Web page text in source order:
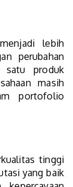
lebih
perubahan
satu produk
masih
portofolio
tinggi
yang baik